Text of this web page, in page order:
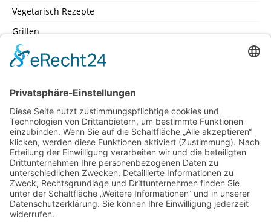
Vegetarisch Rezepte
Grillen
SEITEN
Datenschutz
Impressum
Inhaltsverzeichniss
Kochschule – Kochwerkstatt
Küchenlexikon
Machen Sie mit – mit Ihrem Lieblingsrezept